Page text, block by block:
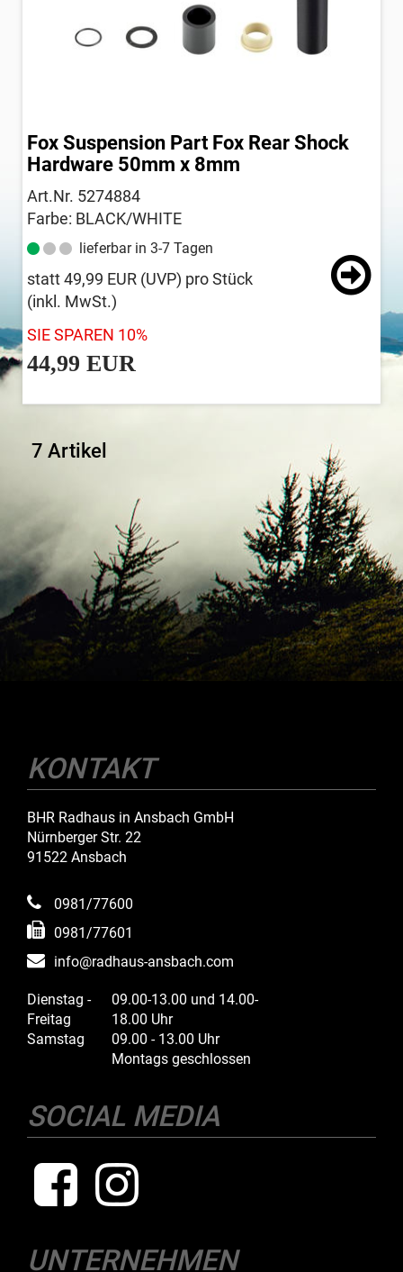
Fox Suspension Part Fox Rear Shock
Hardware 50mm x 8mm
Art.Nr. 5274884
Farbe: BLACK/WHITE
lieferbar in 3-7 Tagen
statt49,99 EUR (UVP) pro Stück
(inkl. MwSt.)
SIE SPAREN 10%
44,99 EUR
7 Artikel
KONTAKT
BHR Radhaus in Ansbach GmbH
Nürnberger Str. 22
91522 Ansbach
0981/77600
0981/77601
info@radhaus-ansbach.com
Dienstag -
Freitag
09.00-13.00 und 14.00-
18.00 Uhr
Samstag
09.00 - 13.00 Uhr
Montags geschlossen
SOCIAL MEDIA
UNTERNEHMEN